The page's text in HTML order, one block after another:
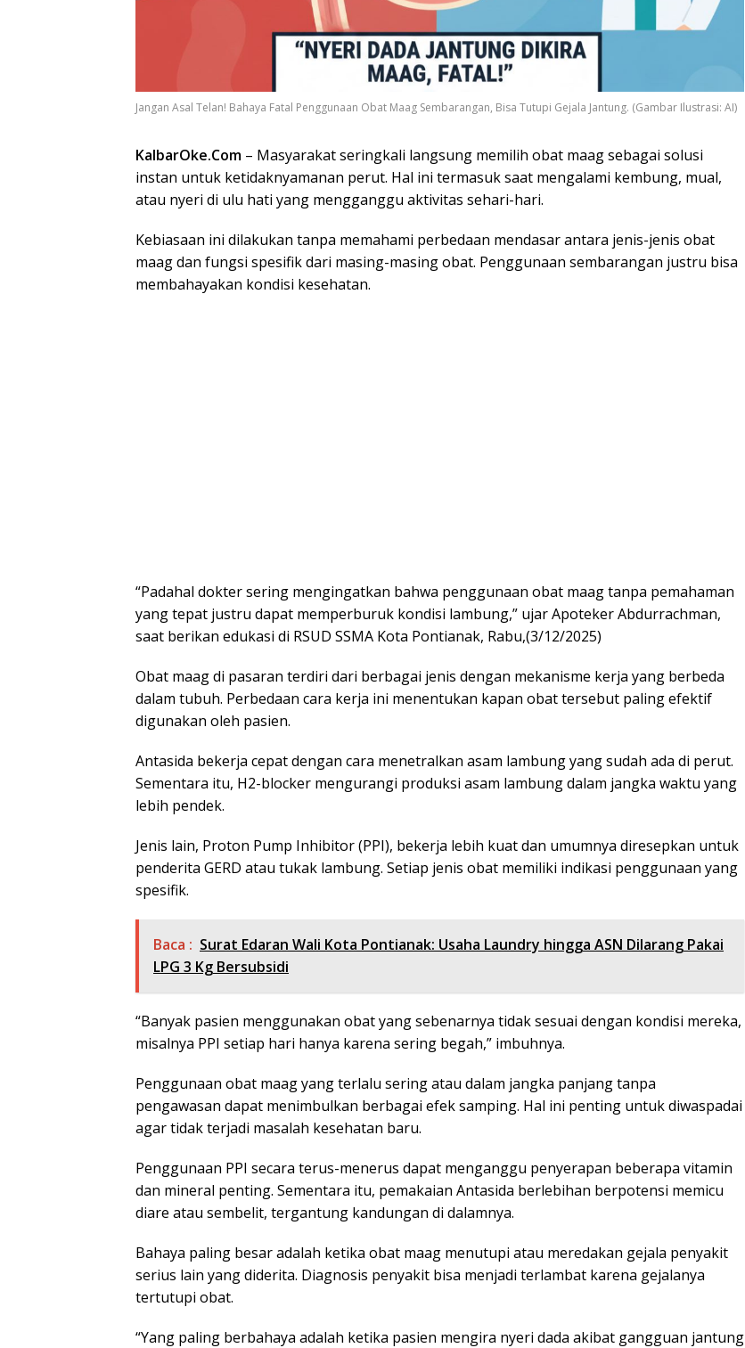
Jangan Asal Telan! Bahaya Fatal Penggunaan Obat Maag Sembarangan, Bisa Tutupi Gejala Jantung. (Gambar Ilustrasi: AI)
KalbarOke.Com – Masyarakat seringkali langsung memilih obat maag sebagai solusi
instan untuk ketidaknyamanan perut. Hal ini termasuk saat mengalami kembung, mual,
atau nyeri di ulu hati yang mengganggu aktivitas sehari-hari.
Kebiasaan ini dilakukan tanpa memahami perbedaan mendasar antara jenis-jenis obat
maag dan fungsi spesifik dari masing-masing obat. Penggunaan sembarangan justru bisa
membahayakan kondisi kesehatan.
“Padahal dokter sering mengingatkan bahwa penggunaan obat maag tanpa pemahaman
yang tepat justru dapat memperburuk kondisi lambung,” ujar Apoteker Abdurrachman,
saat berikan edukasi di RSUD SSMA Kota Pontianak, Rabu,(3/12/2025)
Obat maag di pasaran terdiri dari berbagai jenis dengan mekanisme kerja yang berbeda
dalam tubuh. Perbedaan cara kerja ini menentukan kapan obat tersebut paling efektif
digunakan oleh pasien.
Antasida bekerja cepat dengan cara menetralkan asam lambung yang sudah ada di perut.
Sementara itu, H2-blocker mengurangi produksi asam lambung dalam jangka waktu yang
lebih pendek.
Jenis lain, Proton Pump Inhibitor (PPI), bekerja lebih kuat dan umumnya diresepkan untuk
penderita GERD atau tukak lambung. Setiap jenis obat memiliki indikasi penggunaan yang
spesifik.
Baca : Surat Edaran Wali Kota Pontianak: Usaha Laundry hingga ASN Dilarang Pakai
LPG 3 Kg Bersubsidi
“Banyak pasien menggunakan obat yang sebenarnya tidak sesuai dengan kondisi mereka,
misalnya PPI setiap hari hanya karena sering begah,” imbuhnya.
Penggunaan obat maag yang terlalu sering atau dalam jangka panjang tanpa
pengawasan dapat menimbulkan berbagai efek samping. Hal ini penting untuk diwaspadai
agar tidak terjadi masalah kesehatan baru.
Penggunaan PPI secara terus-menerus dapat menganggu penyerapan beberapa vitamin
dan mineral penting. Sementara itu, pemakaian Antasida berlebihan berpotensi memicu
diare atau sembelit, tergantung kandungan di dalamnya.
Bahaya paling besar adalah ketika obat maag menutupi atau meredakan gejala penyakit
serius lain yang diderita. Diagnosis penyakit bisa menjadi terlambat karena gejalanya
tertutupi obat.
“Yang paling berbahaya adalah ketika pasien mengira nyeri dada akibat gangguan jantung